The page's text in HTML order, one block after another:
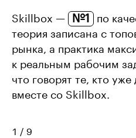
Skillbox — №1
по
теория записана с
рынка, а практика
к реальным рабочим
что говорят те, кто
вместе со Skillbox.
1 / 9